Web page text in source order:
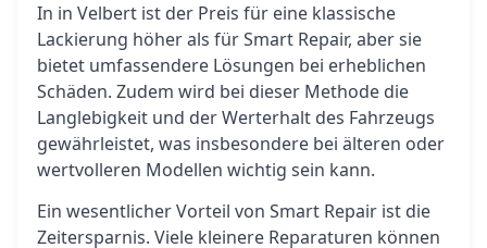
In in Velbert ist der Preis für eine klassische
Lackierung höher als für Smart Repair, aber sie
bietet umfassendere Lösungen bei erheblichen
Schäden. Zudem wird bei dieser Methode die
Langlebigkeit und der Werterhalt des Fahrzeugs
gewährleistet, was insbesondere bei älteren oder
wertvolleren Modellen wichtig sein kann.
Ein wesentlicher Vorteil von Smart Repair ist die
Zeitersparnis. Viele kleinere Reparaturen können